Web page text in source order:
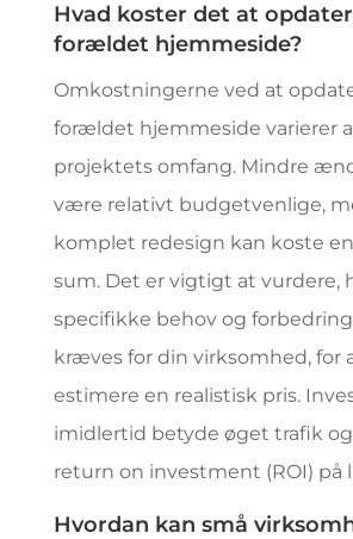
Hvad koster det at
forældet hjemmeside?
Omkostningerne ved at
forældet hjemmeside varierer
projektets omfang. Mindre
være relativt budgetvenlige,
komplet redesign kan koste
sum. Det er vigtigt at vurdere,
specifikke behov og
kræves for din virksomhed, for
estimere en realistisk pris.
imidlertid betyde øget trafik
return on investment (ROI) på
Hvordan kan små